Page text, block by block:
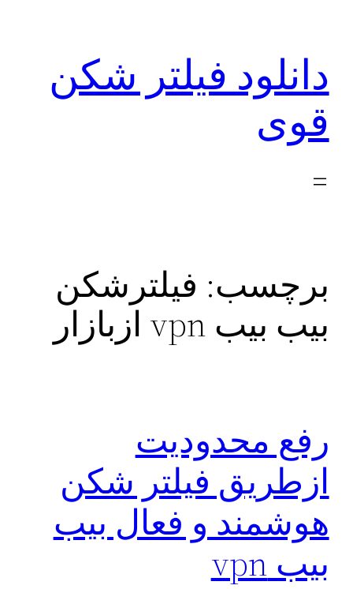
دانلود فیلتر شکن
قوی
برچسب: فیلترشکن
بیب بیب vpn ازبازار
رفع محدودیت
ازطریق فیلتر شکن
هوشمند و فعال بیب
بیب vpn